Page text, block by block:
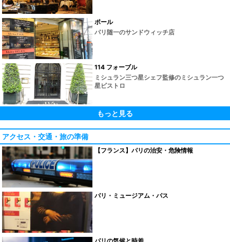
ポール
パリ随一のサンドウィッチ店
114 フォーブル
ミシュラン三つ星シェフ監修のミシュラン一つ
星ビストロ
もっと見る
アクセス・交通・旅の準備
【フランス】パリの治安・危険情報
パリ・ミュージアム・パス